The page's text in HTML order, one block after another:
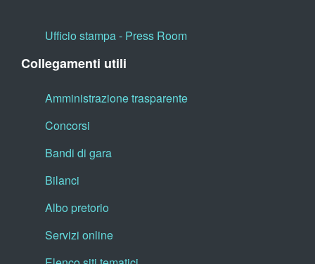
Ufficio stampa - Press Room
Collegamenti utili
Amministrazione trasparente
Concorsi
Bandi di gara
Bilanci
Albo pretorio
Servizi online